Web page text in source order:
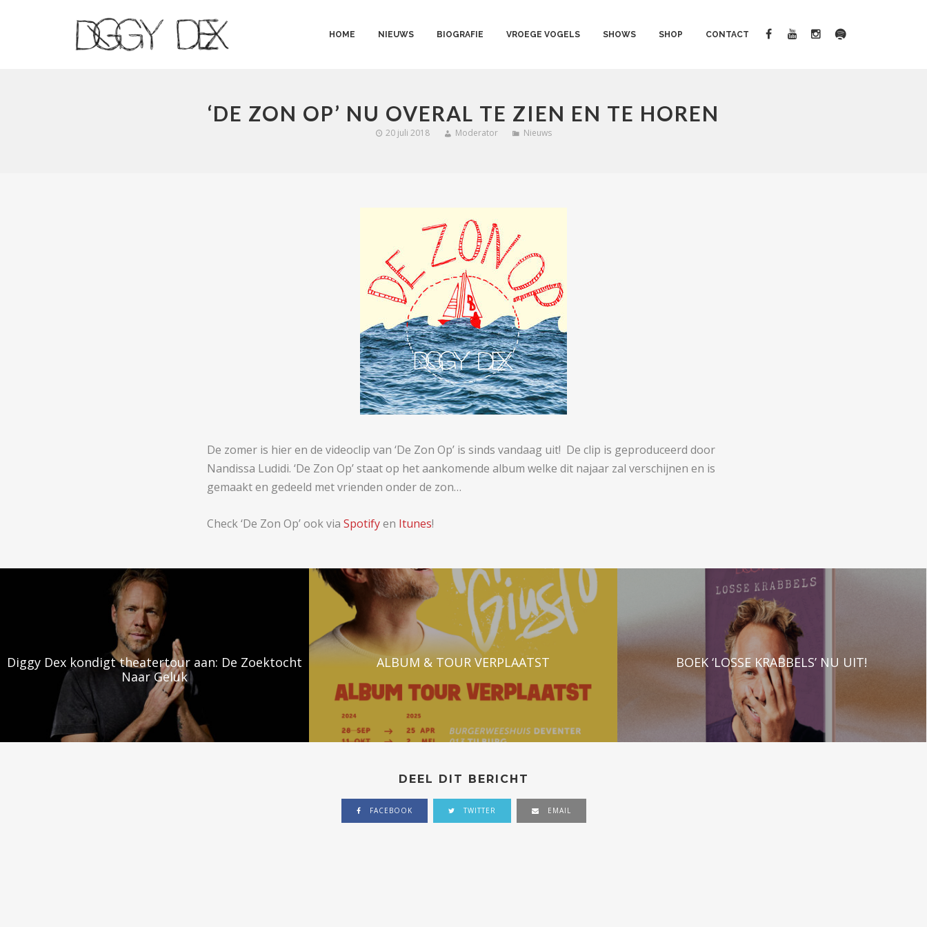
HOME NIEUWS BIOGRAFIE VROEGE VOGELS SHOWS SHOP CONTACT
‘DE ZON OP’ NU OVERAL TE ZIEN EN TE HOREN
20 juli 2018 Moderator Nieuws
De zomer is hier en de videoclip van ‘De Zon Op’ is sinds vandaag uit! De clip is geproduceerd door
Nandissa Ludidi. ‘De Zon Op’ staat op het aankomende album welke dit najaar zal verschijnen en is
gemaakt en gedeeld met vrienden onder de zon…
Check ‘De Zon Op’ ook via Spotifyen Itunes!
Diggy Dex kondigt theatertour aan: De Zoektocht
Naar Geluk
ALBUM & TOUR VERPLAATST BOEK ‘LOSSE KRABBELS’ NU UIT!
DEEL DIT BERICHT
FACEBOOK TWITTER EMAIL